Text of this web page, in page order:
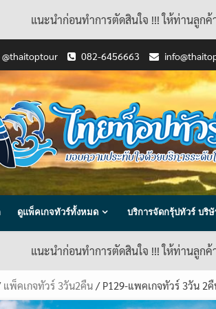
แนะนำก่อนทำการตัดสินใจ !!! ให้ท่านลูก
@thaitoptour 082-6456663
ดูแพ็คเกจทัวร์ทั้งหมด บริการจัดกรุ้ปทัวร์ บ
แนะนำก่อนทำการตัดสินใจ !!! ให้ท่านลูก
แพ็คเกจทัวร์ 3วัน2คืน / P129-แพคเกจทัวร์ 3วัน 2